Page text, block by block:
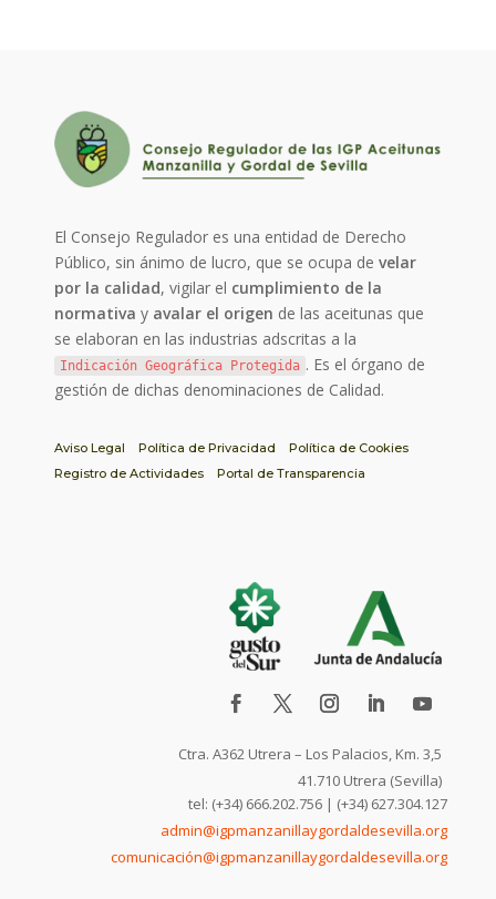
El Consejo Regulador es una entidad de Derecho
Público, sin ánimo de lucro, que se ocupa develar
por la calidad, vigilar el cumplimiento de la
normativa y avalar el origen de las aceitunas que
se elaboran en las industrias adscritas a la
Indicación Geográfica Protegida . Es el órgano de
gestión de dichas denominaciones de Calidad.
Aviso Legal Política de Privacidad
Política de Cookies
Registro de Actividades
Portal de Transparencia
Ctra. A362 Utrera – Los Palacios, Km. 3,5
41.710 Utrera (Sevilla)
tel: (+34) 666.202.756 | (+34) 627.304.127
admin@igpmanzanillaygordaldesevilla.org
comunicación@igpmanzanillaygordaldesevilla.org